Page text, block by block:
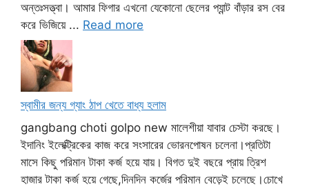
অন্তঃসত্ত্বা। আমার ফিগার এখনো যেকোনো ছেলের প্যান্ট বাঁড়ার রস বের
করে ভিজিয়ে ... Read more
স্বামীর জন্য গ্যাং ঠাপ খেতে বাধ্য হলাম
gangbang choti golpo new মালেশীয়া যাবার চেস্টা করছে।
ইদানিং ইলেক্ট্রিকের কাজ করে সংসারের ভোরনপোষন চলেনা।প্রতিটা
মাসে কিছু পরিমান টাকা কর্জ হয়ে যায়। বিগত দুই বছরে প্রায় ত্রিশ
হাজার টাকা কর্জ হয়ে গেছে,দিনদিন কর্জের পরিমান বেড়েই চলেছে।চোখে